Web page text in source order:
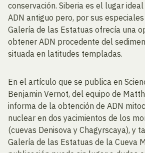
conservación. Siberia es el lugar
ADN antiguo pero, por sus
Galería de las Estatuas ofrecía una
obtener ADN procedente del
situada en latitudes templadas.
En el artículo que se publica en
Benjamin Vernot, del equipo de
informa de la obtención de ADN
nuclear en dos yacimientos de los
(cuevas Denisova y Chagyrscaya), y
Galería de las Estatuas de la Cueva